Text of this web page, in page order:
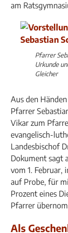
am
Pfarrer
Urkunde
Gleicher
Aus den
Pfarrer
Vikar zum
evangelisch-
Landesbischof
Dokument sagt
vom 1. Februar,
auf Probe, für
Prozent eines
Pfarrer
Als